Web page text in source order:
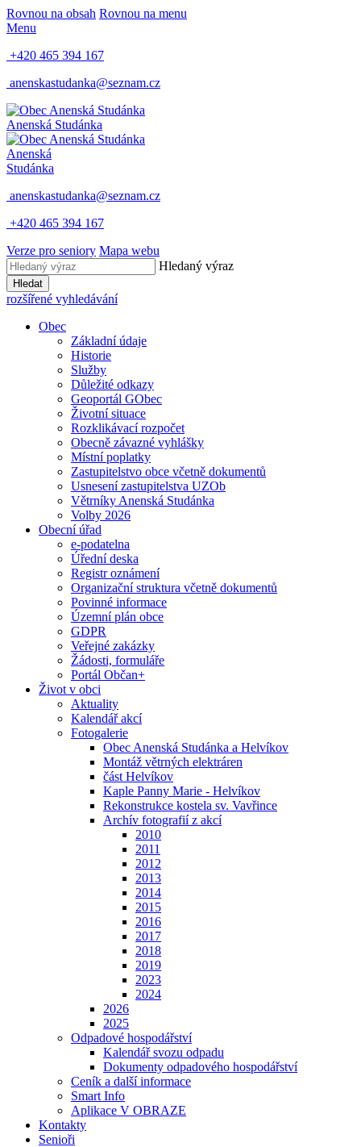
Rovnou na obsah Rovnou na menu
Menu
+420 465 394 167
anenskastudanka@seznam.cz
Anenská Studánka
Anenská
Studánka
anenskastudanka@seznam.cz
+420 465 394 167
Verze pro seniory Mapa webu
Hledaný výraz
Hledat
rozšířené vyhledávání
Obec
Základní údaje
Historie
Služby
Důležité odkazy
Geoportál GObec
Životní situace
Rozklikávací rozpočet
Obecně závazné vyhlášky
Místní poplatky
Zastupitelstvo obce včetně dokumentů
Usnesení zastupitelstva UZOb
Větrníky Anenská Studánka
Volby 2026
Obecní úřad
e-podatelna
Úřední deska
Registr oznámení
Organizační struktura včetně dokumentů
Povinné informace
Územní plán obce
GDPR
Veřejné zakázky
Žádosti, formuláře
Portál Občan+
Život v obci
Aktuality
Kalendář akcí
Fotogalerie
Obec Anenská Studánka a Helvíkov
Montáž větrných elektráren
část Helvíkov
Kaple Panny Marie - Helvíkov
Rekonstrukce kostela sv. Vavřince
Archív fotografií z akcí
2010
2011
2012
2013
2014
2015
2016
2017
2018
2019
2023
2024
2026
2025
Odpadové hospodářství
Kalendář svozu odpadu
Dokumenty odpadového hospodářství
Ceník a další informace
Smart Info
Aplikace V OBRAZE
Kontakty
Senioři